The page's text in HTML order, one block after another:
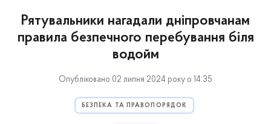
Рятувальники нагадали дніпровчанам
правила безпечного перебування біля
водойм
Опубліковано 02 липня 2024 року о 14:35
БЕЗПЕКА ТА ПРАВОПОРЯДОК